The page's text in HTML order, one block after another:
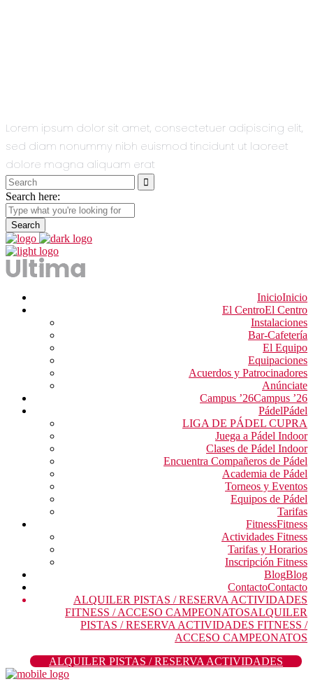
Lorem ipsum dolor sit amet, consectetuer adipiscing elit,
sed diam nonummy nibh euismod tincidunt ut laoreet
dolore magna aliquam erat
Search
for:
Search here:
InicioInicio
El CentroEl Centro
Instalaciones
Bar-Cafetería
El Equipo
Equipaciones
Acuerdos y Patrocinadores
Anúnciate
Campus ’26Campus ’26
PádelPádel
LIGA DE PÁDEL CUPRA
Juega a Pádel Indoor
Clases de Pádel Indoor
Encuentra Compañeros de Pádel
Academia de Pádel
Torneos y Eventos
Equipos de Pádel
Tarifas
FitnessFitness
Actividades Fitness
Tarifas y Horarios
Inscripción Fitness
BlogBlog
ContactoContacto
ALQUILER PISTAS / RESERVA ACTIVIDADES
FITNESS / ACCESO CAMPEONATOSALQUILER
PISTAS / RESERVA ACTIVIDADES FITNESS /
ACCESO CAMPEONATOS
ALQUILER PISTAS / RESERVA ACTIVIDADES